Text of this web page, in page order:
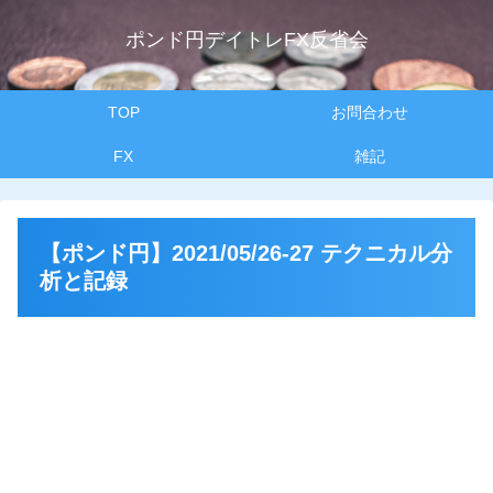
ポンド円デイトレFX反省会
TOP お問合わせ
FX 雑記
【ポンド円】2021/05/26-27 テクニカル分
析と記録